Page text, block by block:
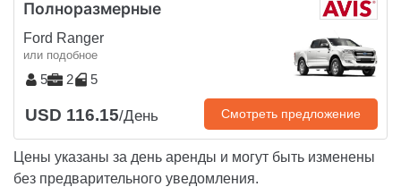
Полноразмерные
Ford Ranger
или подобное
5 2 5
USD 116.15/День Смотреть предложение
Цены указаны за день аренды и могут быть изменены
без предварительного уведомления.